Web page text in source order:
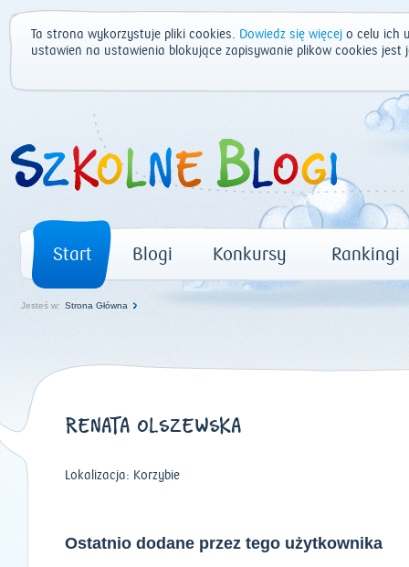
Ta strona wykorzystuje pliki cookies. Dowiedz się więcej o celu ich
ustawień na ustawienia blokujące zapisywanie plików cookies
Start Blogi Konkursy Rankingi
Jesteś w: Strona Główna
RENATA OLSZEWSKA
Lokalizacja: Korzybie
Ostatnio dodane przez tego użytkownika